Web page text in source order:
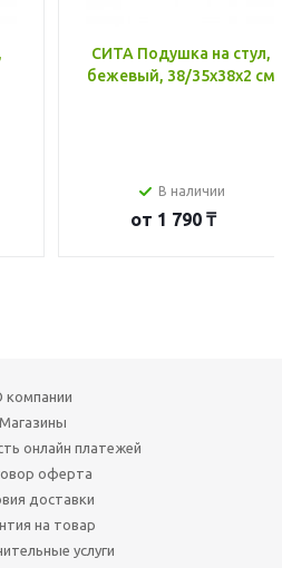
СИТА Подушка на стул,
бежевый, 38/35x38x2 см
В наличии
от 1 790 ₸
компании
Магазины
онлайн платежей
оферта
доставки
на товар
услуги